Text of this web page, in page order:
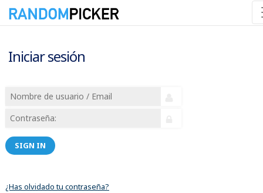
Iniciar sesión
SIGN IN
¿Has olvidado tu contraseña?